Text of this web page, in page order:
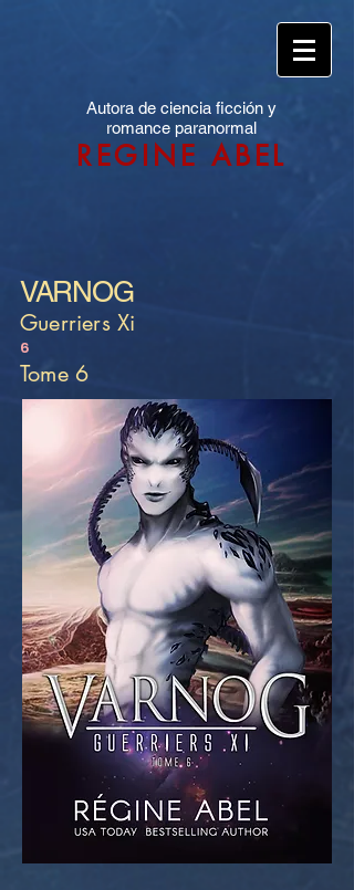
Autora de ciencia ficción y
romance paranormal
REGINE ABEL
VARNOG
Guerriers Xi
6
Tome 6